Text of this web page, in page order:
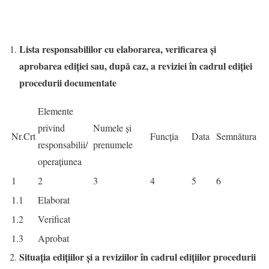
Lista responsabililor cu elaborarea, verificarea și
aprobarea ediției sau, după caz, a reviziei în cadrul ediției
procedurii documentate
Nr.Crt
Elemente
privind
responsabilii/
operațiunea
Numele și
prenumele
Funcția Data Semnătura
1 2 3 4 5
6
1.1
Elaborat
1.2
Verificat
1.3
Aprobat
Situaţia ediţiilor şi a reviziilor în cadrul ediţiilor procedurii